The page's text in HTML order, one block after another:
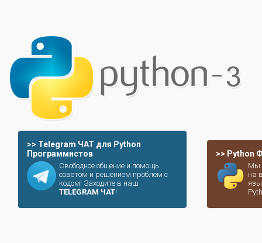
>> Telegram ЧАТ для Python
Программистов
Свободное общение и помощь
советом и решением проблем с
кодом! Заходите в наш
TELEGRAM ЧАТ!
>> Python
Мы
на